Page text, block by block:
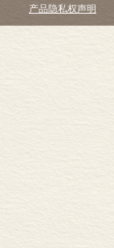
产品隐私权声明